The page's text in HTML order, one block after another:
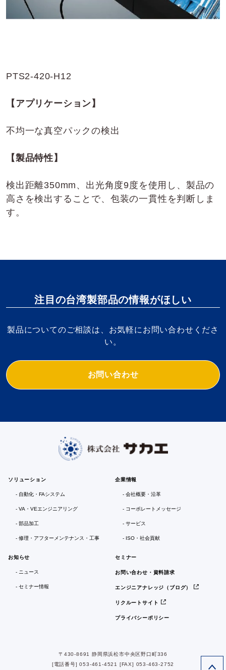
PTS2-420-H12
【アプリケーション】
不均一な真空パックの検出
【製品特性】
検出距離350mm、出光角度9度を使用し、製品の
高さを検出することで、包装の一貫性を判断しま
す。
注目の台湾製部品の情報がほしい
製品についてのご相談は、お気軽にお問い合わせくださ
い。
お問い合わせ
ソリューション
自動化・FAシステム
VA・VEエンジニアリング
部品加工
修理・アフターメンテナンス・工事
企業情報
会社概要・沿革
コーポレートメッセージ
サービス
ISO・社会貢献
お知らせ
ニュース
セミナー情報
セミナー
お問い合わせ・資料請求
エンジニアナレッジ（ブログ）
リクルートサイト
プライバシーポリシー
〒430-8691 静岡県浜松市中央区野口町336
[電話番号] 053-461-4521 [FAX] 053-463-2752